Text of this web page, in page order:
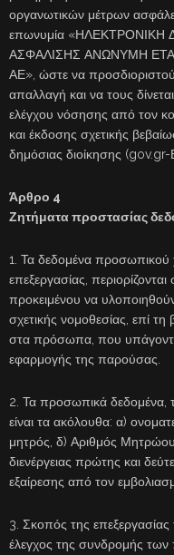
οργανωτικών μέτρων
επωνυμία «ΗΛΕΚΤΡΟΝΙΚΗ
ΑΣΦΑΛΙΣΗΣ ΑΝΩΝΥΜΗ
ΑΕ», ώστε να
απαλλαγή και να τους
ελέγχου νόσησης από τον
και έκδοσης σχετικής
δημόσιας διοίκησης
Άρθρο 4
Ζητήματα προστασίας
1. Τα δεδομένα προσωπικού
επεξεργασίας,
προκειμένου να
σχετικής νομοθεσίας, επί τη
στα πρόσωπα, που
εφαρμογής της παρούσας.
2. Τα προσωπικά δεδομένα,
είναι τα ακόλουθα: α)
μητρός, δ) Αριθμός
διενέργειας πρώτης και
εξαίρεσης από τον
3. Σκοπός της
έλεγχος της συνδρομής